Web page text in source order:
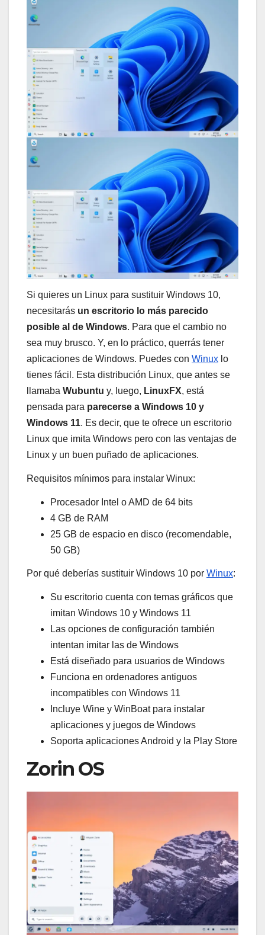
Si quieres un Linux para sustituir Windows 10,
necesitarás un escritorio lo más parecido
posible al de Windows. Para que el cambio no
sea muy brusco. Y, en lo práctico, querrás tener
aplicaciones de Windows. Puedes con Winux lo
tienes fácil. Esta distribución Linux, que antes se
llamaba Wubuntu y, luego, LinuxFX, está
pensada para parecerse a Windows 10 y
Windows 11. Es decir, que te ofrece un escritorio
Linux que imita Windows pero con las ventajas de
Linux y un buen puñado de aplicaciones.
Requisitos mínimos para instalar Winux:
Procesador Intel o AMD de 64 bits
4 GB de RAM
25 GB de espacio en disco (recomendable,
50 GB)
Por qué deberías sustituir Windows 10 por Winux:
Su escritorio cuenta con temas gráficos que
imitan Windows 10 y Windows 11
Las opciones de configuración también
intentan imitar las de Windows
Está diseñado para usuarios de Windows
Funciona en ordenadores antiguos
incompatibles con Windows 11
Incluye Wine y WinBoat para instalar
aplicaciones y juegos de Windows
Soporta aplicaciones Android y la Play Store
Zorin OS